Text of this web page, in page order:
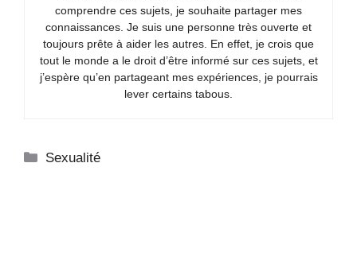
comprendre ces sujets, je souhaite partager mes
connaissances. Je suis une personne très ouverte et
toujours prête à aider les autres. En effet, je crois que
tout le monde a le droit d’être informé sur ces sujets, et
j’espère qu’en partageant mes expériences, je pourrais
lever certains tabous.
Catégories
Sexualité